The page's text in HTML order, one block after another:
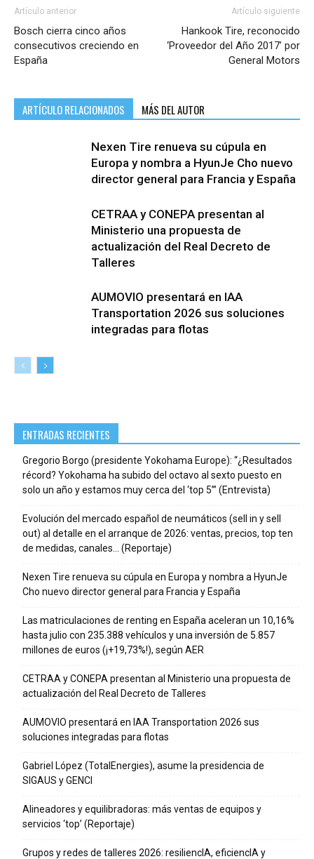
Artículo anterior
Bosch cierra cinco años
consecutivos creciendo en
España
Artículo siguiente
Hankook Tire, reconocido
‘Proveedor del Año 2017’ por
General Motors
ARTÍCULO RELACIONADOS MÁS DEL AUTOR
Nexen Tire renueva su cúpula en
Europa y nombra a HyunJe Cho nuevo
director general para Francia y España
CETRAA y CONEPA presentan al
Ministerio una propuesta de
actualización del Real Decreto de
Talleres
AUMOVIO presentará en IAA
Transportation 2026 sus soluciones
integradas para flotas
ENTRADAS RECIENTES
Gregorio Borgo (presidente Yokohama Europe): “¿Resultados
récord? Yokohama ha subido del octavo al sexto puesto en
solo un año y estamos muy cerca del ‘top 5’” (Entrevista)
Evolución del mercado español de neumáticos (sell in y sell
out) al detalle en el arranque de 2026: ventas, precios, top ten
de medidas, canales… (Reportaje)
Nexen Tire renueva su cúpula en Europa y nombra a HyunJe
Cho nuevo director general para Francia y España
Las matriculaciones de renting en España aceleran un 10,16%
hasta julio con 235.388 vehículos y una inversión de 5.857
millones de euros (¡+19,73%!), según AER
CETRAA y CONEPA presentan al Ministerio una propuesta de
actualización del Real Decreto de Talleres
AUMOVIO presentará en IAA Transportation 2026 sus
soluciones integradas para flotas
Gabriel López (TotalEnergies), asume la presidencia de
SIGAUS y GENCI
Alineadores y equilibradoras: más ventas de equipos y
servicios ‘top’ (Reportaje)
Grupos y redes de talleres 2026: resiliencIA, eficiencIA y